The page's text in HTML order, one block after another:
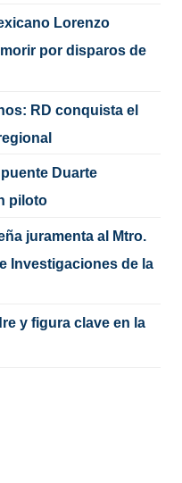
Lorenzo
por disparos de
RD conquista el
Duarte
piloto
juramenta al Mtro.
Investigaciones de la
y figura clave en la